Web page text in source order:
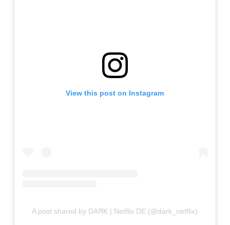
View this post on Instagram
A post shared by DAЯK | Netflix DE (@dark_netflix)